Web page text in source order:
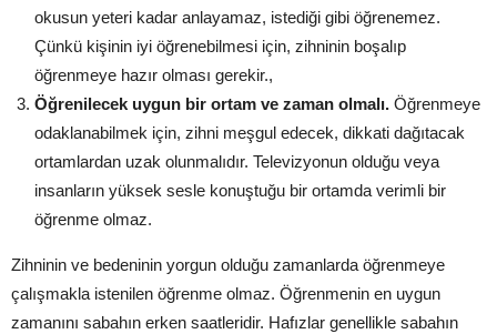
okusun yeteri kadar anlayamaz, istediği gibi öğrenemez.
Çünkü kişinin iyi öğrenebilmesi için, zihninin boşalıp
öğrenmeye hazır olması gerekir.,
Öğrenilecek uygun bir ortam ve zaman olmalı. Öğrenmeye
odaklanabilmek için, zihni meşgul edecek, dikkati dağıtacak
ortamlardan uzak olunmalıdır. Televizyonun olduğu veya
insanların yüksek sesle konuştuğu bir ortamda verimli bir
öğrenme olmaz.
Zihninin ve bedeninin yorgun olduğu zamanlarda öğrenmeye
çalışmakla istenilen öğrenme olmaz. Öğrenmenin en uygun
zamanını sabahın erken saatleridir. Hafızlar genellikle sabahın